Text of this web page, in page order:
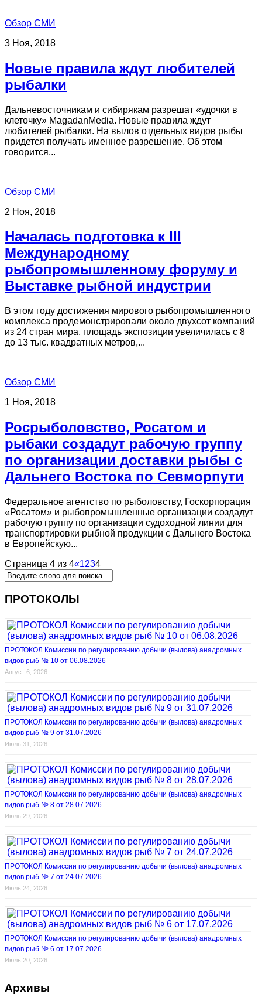
Обзор СМИ
3 Ноя, 2018
Новые правила ждут любителей
рыбалки
Дальневосточникам и сибирякам разрешат «удочки в
клеточку» MagadanMedia. Новые правила ждут
любителей рыбалки. На вылов отдельных видов рыбы
придется получать именное разрешение. Об этом
говорится...
Обзор СМИ
2 Ноя, 2018
Началась подготовка к III
Международному
рыбопромышленному форуму и
Выставке рыбной индустрии
В этом году достижения мирового рыбопромышленного
комплекса продемонстрировали около двухсот компаний
из 24 стран мира, площадь экспозиции увеличилась с 8
до 13 тыс. квадратных метров,...
Обзор СМИ
1 Ноя, 2018
Росрыболовство, Росатом и
рыбаки создадут рабочую группу
по организации доставки рыбы с
Дальнего Востока по Севморпути
Федеральное агентство по рыболовству, Госкорпорация
«Росатом» и рыбопромышленные организации создадут
рабочую группу по организации судоходной линии для
транспортировки рыбной продукции с Дальнего Востока
в Европейскую...
Страница 4 из 4«1234
ПРОТОКОЛЫ
ПРОТОКОЛ Комиссии по регулированию добычи (вылова) анадромных
видов рыб № 10 от 06.08.2026
Август 6, 2026
ПРОТОКОЛ Комиссии по регулированию добычи (вылова) анадромных
видов рыб № 9 от 31.07.2026
Июль 31, 2026
ПРОТОКОЛ Комиссии по регулированию добычи (вылова) анадромных
видов рыб № 8 от 28.07.2026
Июль 29, 2026
ПРОТОКОЛ Комиссии по регулированию добычи (вылова) анадромных
видов рыб № 7 от 24.07.2026
Июль 24, 2026
ПРОТОКОЛ Комиссии по регулированию добычи (вылова) анадромных
видов рыб № 6 от 17.07.2026
Июль 20, 2026
Архивы